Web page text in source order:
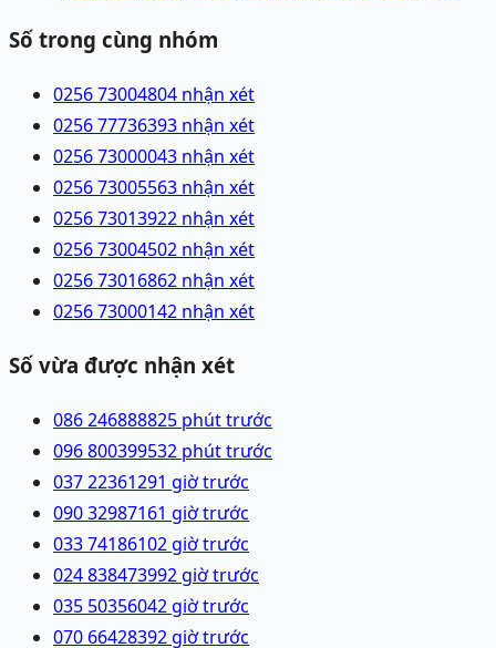
Số trong cùng nhóm
0256 73004804 nhận xét
0256 77736393 nhận xét
0256 73000043 nhận xét
0256 73005563 nhận xét
0256 73013922 nhận xét
0256 73004502 nhận xét
0256 73016862 nhận xét
0256 73000142 nhận xét
Số vừa được nhận xét
086 246888825 phút trước
096 800399532 phút trước
037 22361291 giờ trước
090 32987161 giờ trước
033 74186102 giờ trước
024 838473992 giờ trước
035 50356042 giờ trước
070 66428392 giờ trước